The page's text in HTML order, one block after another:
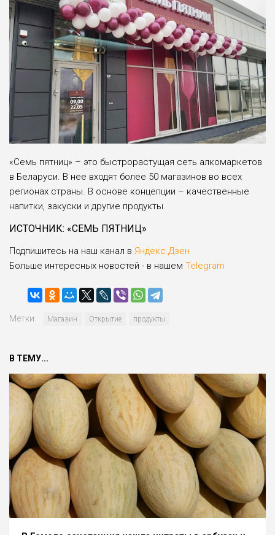
«Семь пятниц» – это быстрорастущая сеть алкомаркетов
в Беларуси. В нее входят более 50 магазинов во всех
регионах страны. В основе концепции – качественные
напитки, закуски и другие продукты.
ИСТОЧНИК: «СЕМЬ ПЯТНИЦ»
Подпишитесь на наш канал в Яндекс.Дзен
Больше интересных новостей - в нашем Telegram
Метки: Магазин Открытие продукты
В ТЕМУ...